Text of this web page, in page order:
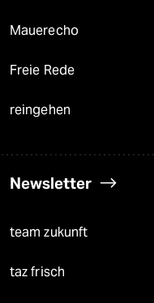
Mauerecho
Freie Rede
reingehen
Newsletter
team zukunft
taz frisch